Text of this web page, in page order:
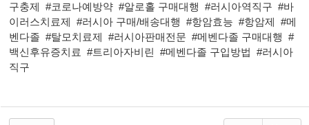
구충제 #코로나예방약 #알로홀 구매대행 #러시아역직구 #바
이러스치료제 #러시아 구매/배송대행 #항암효능 #항암제 #메
벤다졸 #탈모치료제 #러시아판매전문 #메벤다졸 구매대행 #
백신후유증치료 #트리아자비린 #메벤다졸 구입방법 #러시아
직구